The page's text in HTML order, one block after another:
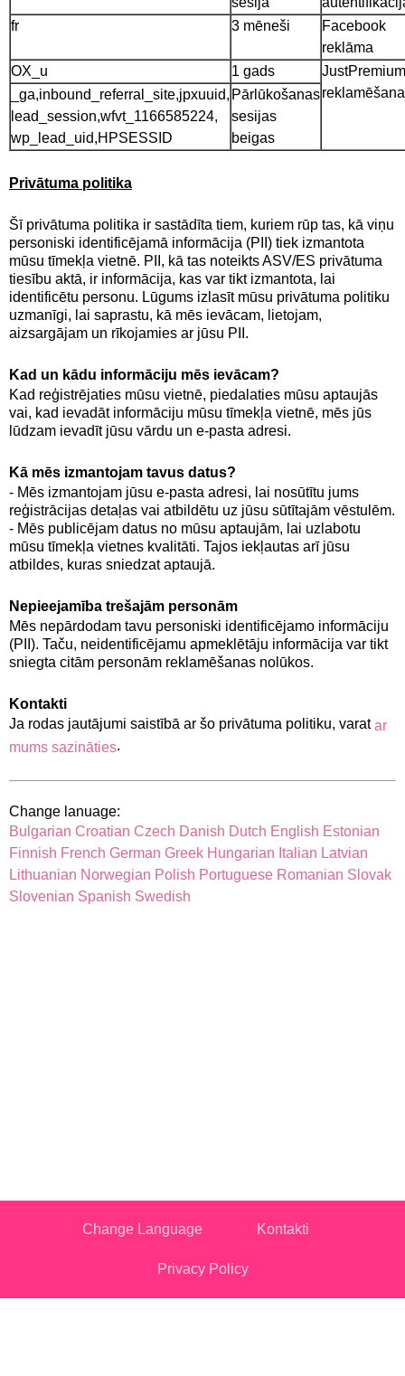
fr
3 mēneši
Facebook
reklāma
OX_u
1 gads
JustPremium
reklamēšana
_ga,inbound_referral_site,jpxuuid,
lead_session,wfvt_1166585224,
wp_lead_uid,HPSESSID
Pārlūkošanas
sesijas
beigas
Privātuma politika
Šī privātuma politika ir sastādīta tiem, kuriem rūp tas, kā viņu
personiski identificējamā informācija (PII) tiek izmantota
mūsu tīmekļa vietnē. PII, kā tas noteikts ASV/ES privātuma
tiesību aktā, ir informācija, kas var tikt izmantota, lai
identificētu personu. Lūgums izlasīt mūsu privātuma politiku
uzmanīgi, lai saprastu, kā mēs ievācam, lietojam,
aizsargājam un rīkojamies ar jūsu PII.
Kad un kādu informāciju mēs ievācam?
Kad reģistrējaties mūsu vietnē, piedalaties mūsu aptaujās
vai, kad ievadāt informāciju mūsu tīmekļa vietnē, mēs jūs
lūdzam ievadīt jūsu vārdu un e-pasta adresi.
Kā mēs izmantojam tavus datus?
- Mēs izmantojam jūsu e-pasta adresi, lai nosūtītu jums
reģistrācijas detaļas vai atbildētu uz jūsu sūtītajām vēstulēm.
- Mēs publicējam datus no mūsu aptaujām, lai uzlabotu
mūsu tīmekļa vietnes kvalitāti. Tajos iekļautas arī jūsu
atbildes, kuras sniedzat aptaujā.
Nepieejamība trešajām personām
Mēs nepārdodam tavu personiski identificējamo informāciju
(PII). Taču, neidentificējamu apmeklētāju informācija var tikt
sniegta citām personām reklamēšanas nolūkos.
Kontakti
Ja rodas jautājumi saistībā ar šo privātuma politiku, varatar
mums sazināties.
Change lanuage:
Bulgarian Croatian Czech Danish Dutch English Estonian
Finnish French German Greek Hungarian Italian Latvian
Lithuanian Norwegian Polish Portuguese Romanian Slovak
Slovenian Spanish Swedish
Change Language Kontakti
Privacy Policy